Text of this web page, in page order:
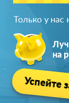
Только у
на
Успейте